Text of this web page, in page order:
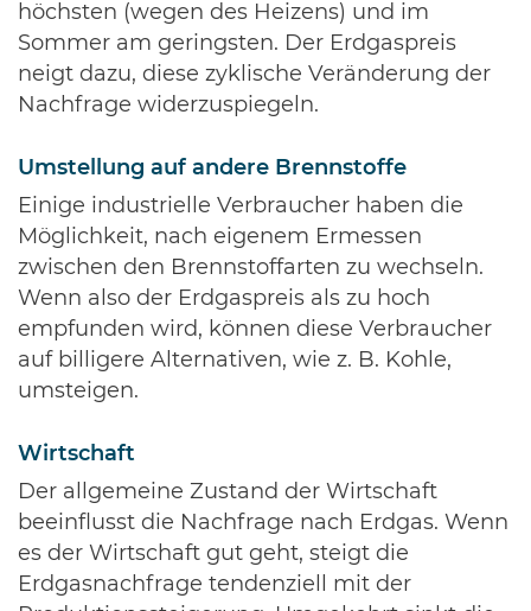
höchsten (wegen des Heizens) und im
Sommer am geringsten. Der Erdgaspreis
neigt dazu, diese zyklische Veränderung der
Nachfrage widerzuspiegeln.
Umstellung auf andere Brennstoffe
Einige industrielle Verbraucher haben die
Möglichkeit, nach eigenem Ermessen
zwischen den Brennstoffarten zu wechseln.
Wenn also der Erdgaspreis als zu hoch
empfunden wird, können diese Verbraucher
auf billigere Alternativen, wie z. B. Kohle,
umsteigen.
Wirtschaft
Der allgemeine Zustand der Wirtschaft
beeinflusst die Nachfrage nach Erdgas. Wenn
es der Wirtschaft gut geht, steigt die
Erdgasnachfrage tendenziell mit der